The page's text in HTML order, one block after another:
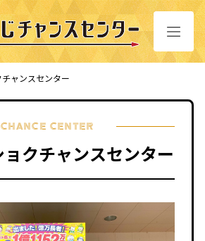
ャンスセンター
CHANCE CENTER
クチャンスセンター